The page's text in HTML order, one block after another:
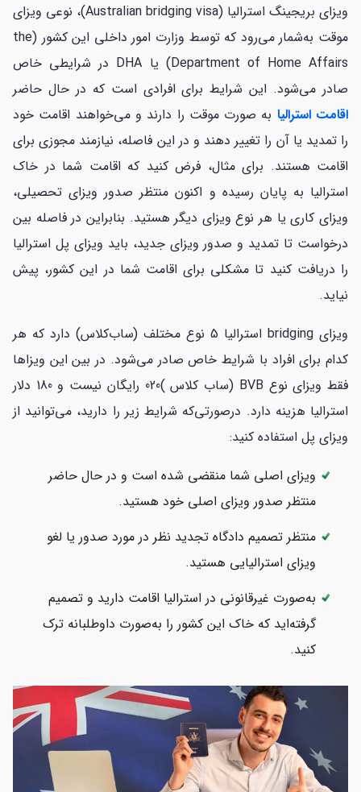
ویزای بریجینگ استرالیا (Australian bridging visa)، نوعی ویزای
موقت به‌شمار می‌رود که توسط وزارت امور داخلی این کشور (the
Department of Home Affairs) یا DHA در شرایطی خاص
صادر می‌شود. این شرایط برای افرادی است که در حال حاضر
اقامت استرالیا به صورت موقت را دارند و می‌خواهند اقامت خود
را تمدید یا آن را تغییر دهند و در این فاصله، نیازمند مجوزی برای
اقامت هستند. برای مثال، فرض کنید که اقامت شما در خاک
استرالیا به پایان رسیده و اکنون منتظر صدور ویزای تحصیلی،
ویزای کاری یا هر نوع ویزای دیگر هستید. بنابراین در فاصله بین
درخواست تا تمدید و صدور ویزای جدید، باید ویزای پل استرالیا
را دریافت کنید تا مشکلی برای اقامت شما در این کشور، پیش
نیاید.
ویزای bridging استرالیا 5 نوع مختلف (ساب‌کلاس) دارد که هر
کدام برای افراد با شرایط خاص صادر می‌شود. در بین این ویزاها
فقط ویزای نوع BVB (ساب کلاس )020 رایگان نیست و 180 دلار
استرالیا هزینه دارد. درصورتی‌که شرایط زیر را دارید، می‌توانید از
ویزای پل استفاده کنید:
ویزای اصلی شما منقضی شده است و در حال حاضر
منتظر صدور ویزای اصلی خود هستید.
منتظر تصمیم دادگاه تجدید نظر در مورد صدور یا لغو
ویزای استرالیایی هستید.
به‌صورت غیرقانونی در استرالیا اقامت دارید و تصمیم
گرفته‌اید که خاک این کشور را به‌صورت داوطلبانه ترک
کنید.